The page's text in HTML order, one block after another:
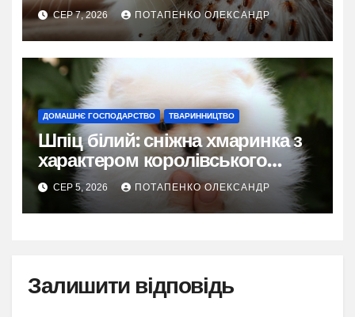
СЕР 7, 2026 ПОТАПЕНКО ОЛЕКСАНДР
ДОМАШНЄ ГОСПОДАРСТВО ТВАРИННИЦТВО
Шпіц білий: сніжна хмаринка з
характером королівського
фаворита
СЕР 5, 2026 ПОТАПЕНКО ОЛЕКСАНДР
Залишити відповідь